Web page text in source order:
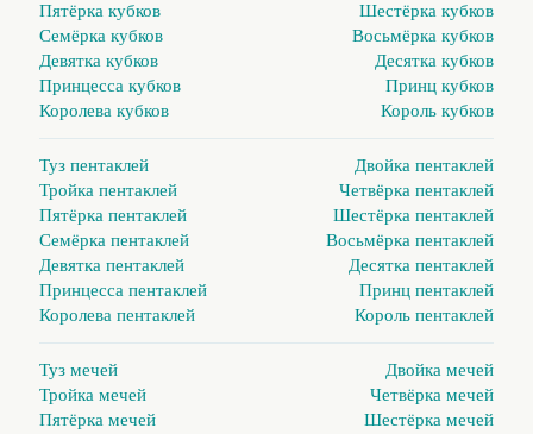
Пятёрка кубков
Шестёрка кубков
Семёрка кубков
Восьмёрка кубков
Девятка кубков
Десятка кубков
Принцесса кубков
Принц кубков
Королева кубков
Король кубков
Туз пентаклей
Двойка пентаклей
Тройка пентаклей
Четвёрка пентаклей
Пятёрка пентаклей
Шестёрка пентаклей
Семёрка пентаклей
Восьмёрка пентаклей
Девятка пентаклей
Десятка пентаклей
Принцесса пентаклей
Принц пентаклей
Королева пентаклей
Король пентаклей
Туз мечей
Двойка мечей
Тройка мечей
Четвёрка мечей
Пятёрка мечей
Шестёрка мечей